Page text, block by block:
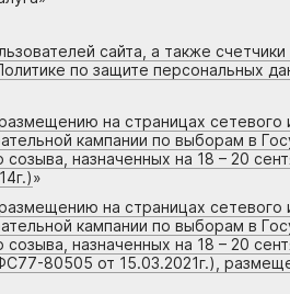
сайта, а также
по защите персональных
на страницах сетевого
кампании по выборам в
назначенных на 18 – 20
»
на страницах сетевого
кампании по выборам в
назначенных на 18 – 20
80505 от 15.03.2021г.),